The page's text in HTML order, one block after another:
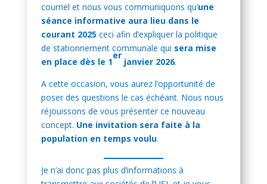
courriel et nous vous communiquons qu’une
séance informative aura lieu dans le
courant 2025 ceci afin d’expliquer la politique
de stationnement communale qui sera mise
en place dès le 1
er
janvier 2026.
A cette occasion, vous aurez l’opportunité de
poser des questions le cas échéant. Nous nous
réjouissons de vous présenter ce nouveau
concept. Une invitation sera faite à la
population en temps voulu.
Je n’ai donc pas plus d’informations à